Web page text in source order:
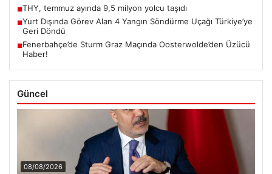
■THY, temmuz ayında 9,5 milyon yolcu taşıdı
■Yurt Dışında Görev Alan 4 Yangın Söndürme Uçağı Türkiye’ye
Geri Döndü
■Fenerbahçe’de Sturm Graz Maçında Oosterwolde’den Üzücü
Haber!
Güncel
08/08/2026